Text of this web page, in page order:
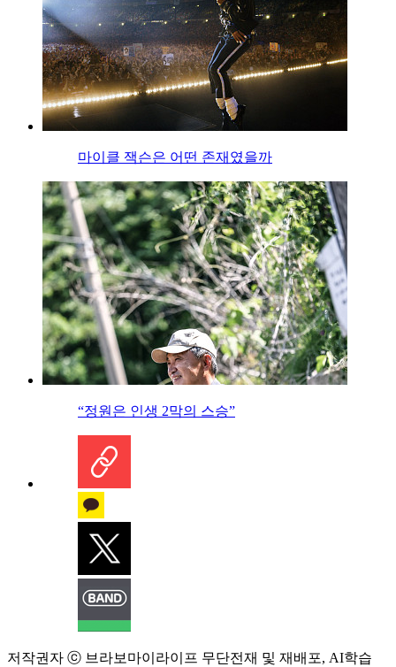
마이클 잭슨은 어떤 존재였을까
“정원은 인생 2막의 스승”
저작권자 ⓒ 브라보마이라이프 무단전재 및 재배포, AI학습